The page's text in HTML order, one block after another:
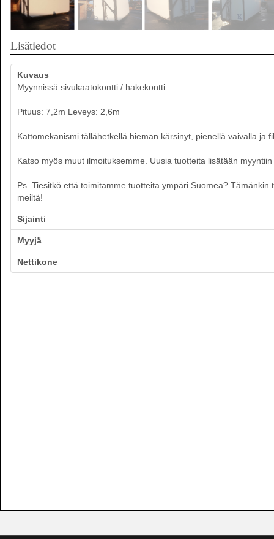
Lisätiedot
Kuvaus
Myynnissä sivukaatokontti / hakekontti
Pituus: 7,2m Leveys: 2,6m
Kattomekanismi tällähetkellä hieman kärsinyt, pienellä vaivalla ja
Katso myös muut ilmoituksemme. Uusia tuotteita lisätään
Ps. Tiesitkö että toimitamme tuotteita ympäri Suomea?
meiltä!
Sijainti
Myyjä
Nettikone